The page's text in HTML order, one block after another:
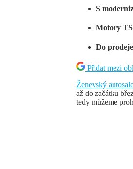
S
Motory
Do
Přidat mezi
Ženevský
až do začátku
tedy můžeme